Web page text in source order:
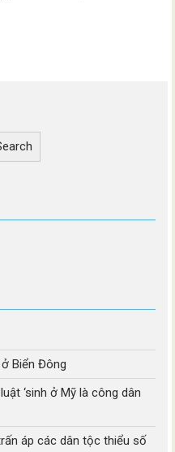
Biển Đông
‘sinh ở Mỹ là công dân
áp các dân tộc thiểu số